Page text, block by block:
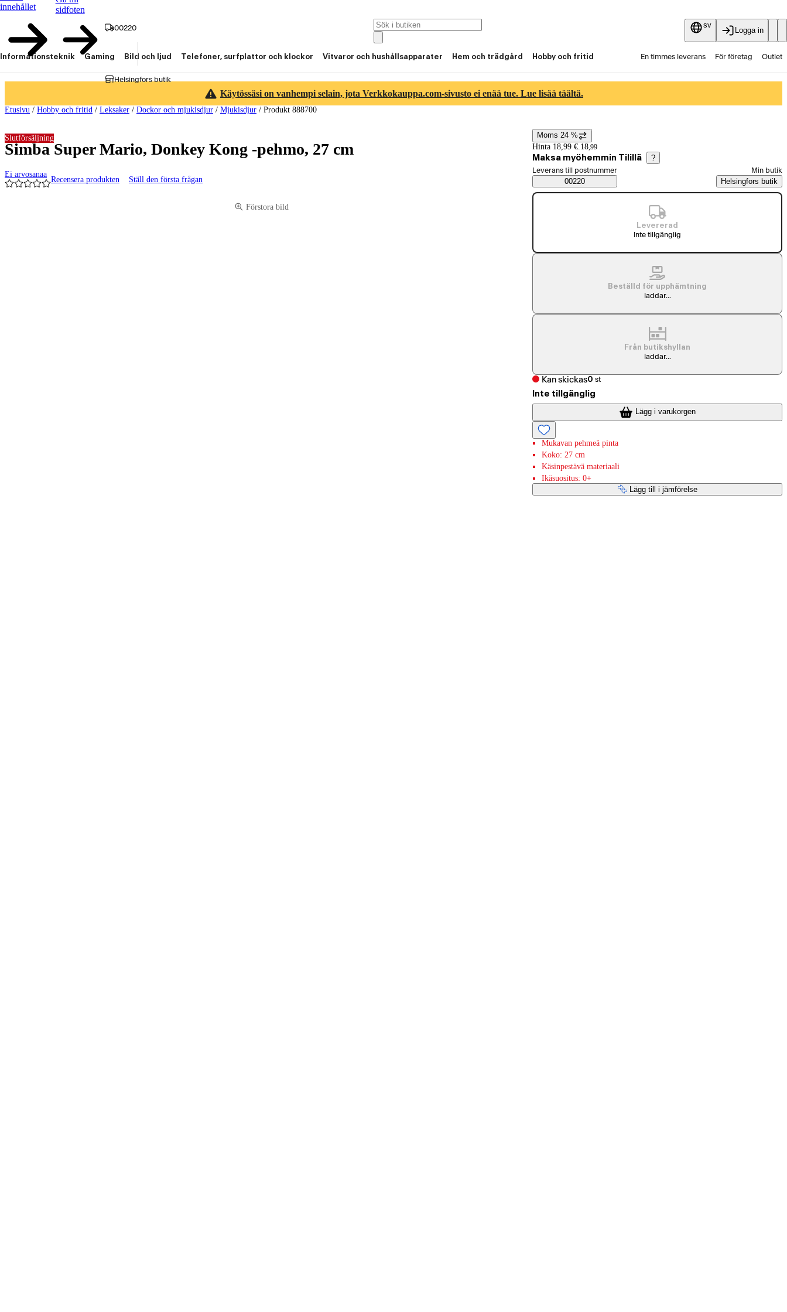
innehållet
sidfoten
00220
Helsingfors butik
sv
Logga in
Informationsteknik Gaming Bild och ljud Telefoner, surfplattor och klockor Vitvaror och hushållsapparater Hem och trädgård Hobby och fritid En timmes leverans För företag Outlet
Käytössäsi on vanhempi selain, jota Verkkokauppa.com-sivusto ei enää tue. Lue lisää täältä.
Etusivu / Hobby och fritid / Leksaker / Dockor och mjukisdjur / Mjukisdjur / Produkt 888700
Simba Super Mario, Donkey Kong -pehmo, 27 cm
Ei arvosanaa
Recensera produkten Ställ den första frågan
Slutförsäljning
Förstora bild
Prisinformation
Moms 24 %
Hinta 18,99 €. 18,99
Maksa myöhemmin Tilillä ?
Saatavuustiedot
Välj beställningssätt
Leverans till postnummer
00220
Min butik
Helsingfors butik
Levererad
Inte tillgänglig
Beställd för upphämtning
laddar...
Från butikshyllan
laddar...
Kan skickas0 st
Inte tillgänglig
Lägg i varukorgen
Mukavan pehmeä pinta
Koko: 27 cm
Käsinpestävä materiaali
Ikäsuositus: 0+
Lägg till i jämförelse